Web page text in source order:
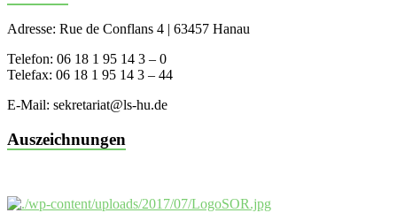
Adresse: Rue de Conflans 4 | 63457 Hanau
Telefon: 06 18 1 95 14 3 – 0
Telefax: 06 18 1 95 14 3 – 44
E-Mail: sekretariat@ls-hu.de
Auszeichnungen